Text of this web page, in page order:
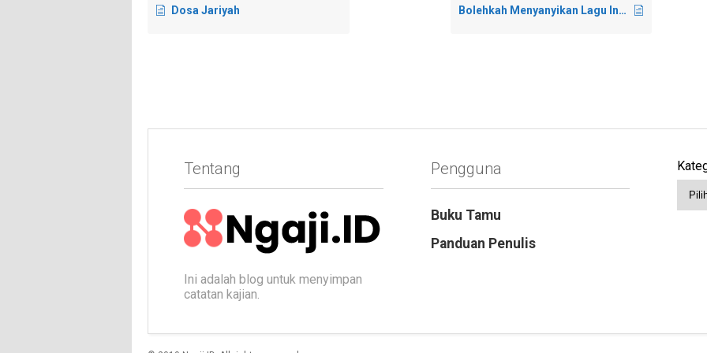
Dosa Jariyah Bolehkah Menyanyikan Lagu Indonesia Raya?
Tentang
Ini adalah blog untuk menyimpan
catatan kajian.
Pengguna
Buku Tamu
Panduan Penulis